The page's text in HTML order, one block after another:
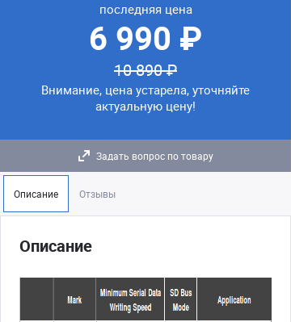
последняя цена
6 990 ₽
10 890 ₽
Внимание, цена устарела, уточняйте
актуальную цену!
Задать вопрос по товару
Описание Отзывы
Описание